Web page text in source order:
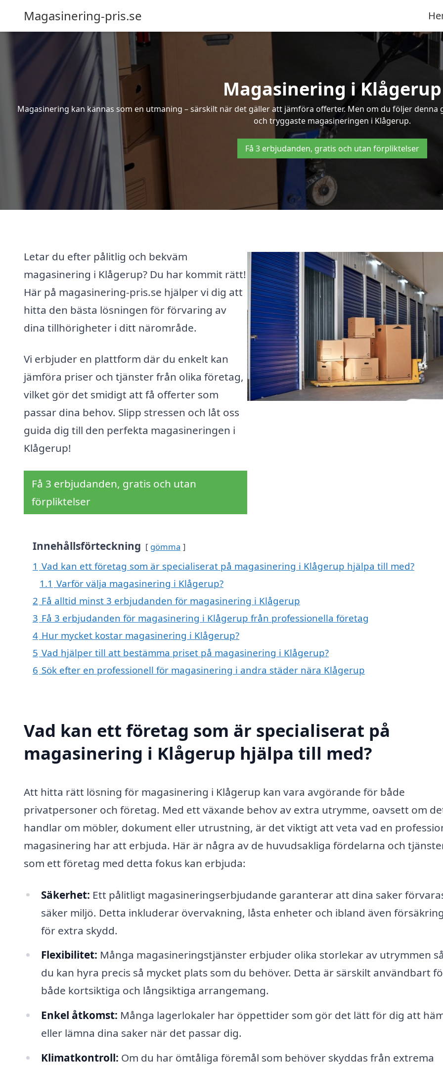
Magasinering-pris.se
Magasinering i Klågerup
Magasinering kan kännas som en utmaning – särskilt när det gäller att jämföra offerter. Men om du följer
och tryggaste magasineringen i Klågerup.
Få 3 erbjudanden, gratis och utan förpliktelser
Letar du efter pålitlig och bekväm
magasinering i Klågerup? Du har kommit rätt!
Här på magasinering-pris.se hjälper vi dig att
hitta den bästa lösningen för förvaring av
dina tillhörigheter i ditt närområde.
Vi erbjuder en plattform där du enkelt kan
jämföra priser och tjänster från olika företag,
vilket gör det smidigt att få offerter som
passar dina behov. Slipp stressen och låt oss
guida dig till den perfekta magasineringen i
Klågerup!
Få 3 erbjudanden, gratis och utan
förpliktelser
Innehållsförteckning gömma
1 Vad kan ett företag som är specialiserat på magasinering i Klågerup hjälpa till med?
1.1 Varför välja magasinering i Klågerup?
2 Få alltid minst 3 erbjudanden för magasinering i Klågerup
3 Få 3 erbjudanden för magasinering i Klågerup från professionella företag
4 Hur mycket kostar magasinering i Klågerup?
5 Vad hjälper till att bestämma priset på magasinering i Klågerup?
6 Sök efter en professionell för magasinering i andra städer nära Klågerup
Vad kan ett företag som är specialiserat på
magasinering i Klågerup hjälpa till med?
Att hitta rätt lösning för magasinering i Klågerup kan vara avgörande för både
privatpersoner och företag. Med ett växande behov av extra utrymme, oavsett om
handlar om möbler, dokument eller utrustning, är det viktigt att veta vad en
magasinering har att erbjuda. Här är några av de huvudsakliga fördelarna och
som ett företag med detta fokus kan erbjuda:
Säkerhet: Ett pålitligt magasineringserbjudande garanterar att dina saker
säker miljö. Detta inkluderar övervakning, låsta enheter och ibland även
för extra skydd.
Flexibilitet: Många magasineringstjänster erbjuder olika storlekar av utrymmen
du kan hyra precis så mycket plats som du behöver. Detta är särskilt användbart
både kortsiktiga och långsiktiga arrangemang.
Enkel åtkomst: Många lagerlokaler har öppettider som gör det lätt för dig att
eller lämna dina saker när det passar dig.
Klimatkontroll: Om du har ömtåliga föremål som behöver skyddas från extrema